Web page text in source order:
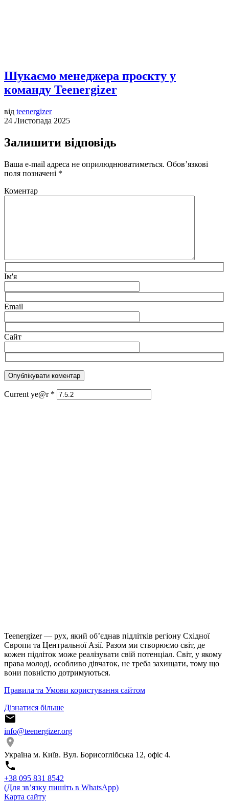
Шукаємо менеджера проєкту у
команду Teenergizer
від teenergizer
24 Листопада 2025
Залишити відповідь
Ваша e-mail адреса не оприлюднюватиметься. Обов’язкові
поля позначені *
Коментар
Ім'я
Email
Сайт
Current ye@r *
Teenergizer — рух, який об’єднав підлітків регіону Східної
Європи та Центральної Азії. Разом ми створюємо світ, де
кожен підліток може реалізувати свій потенціал. Світ, у якому
права молоді, особливо дівчаток, не треба захищати, тому що
вони повністю дотримуються.
Правила та Умови користування сайтом
Дізнатися більше
info@teenergizer.org
Україна м. Київ. Вул. Борисоглібська 12, офіс 4.
⁨+38 095 831 8542⁩
(Для звʼязку пишіть в WhatsApp)
Карта сайту